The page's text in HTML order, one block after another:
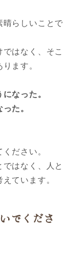
らしいことで
はなく、そこ
ます。
なった。
た。
ださい。
はなく、人と
ています。
でくださ